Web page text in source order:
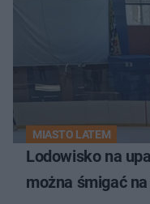
MIASTO LATEM
Lodowisko na
można śmigać na